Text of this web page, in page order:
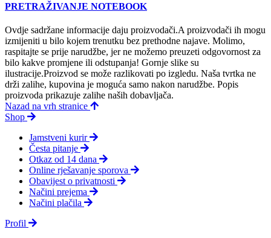
PRETRAŽIVANJE NOTEBOOK
Ovdje sadržane informacije daju proizvodači.A proizvodači ih mogu
izmijeniti u bilo kojem trenutku bez prethodne najave. Molimo,
raspitajte se prije narudžbe, jer ne možemo preuzeti odgovornost za
bilo kakve promjene ili odstupanja! Gornje slike su
ilustracije.Proizvod se može razlikovati po izgledu. Naša tvrtka ne
drži zalihe, kupovina je moguća samo nakon narudžbe. Popis
proizvoda prikazuje zalihe naših dobavljača.
Nazad na vrh stranice
Shop
Jamstveni kurir
Česta pitanje
Otkaz od 14 dana
Online rješavanje sporova
Obavijest o privatnosti
Načini prejema
Načini plačila
Profil